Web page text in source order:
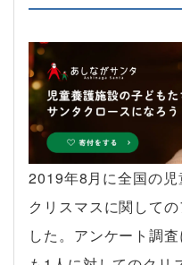
2019年8月に全国の児
クリスマスに関して
した。アンケート調